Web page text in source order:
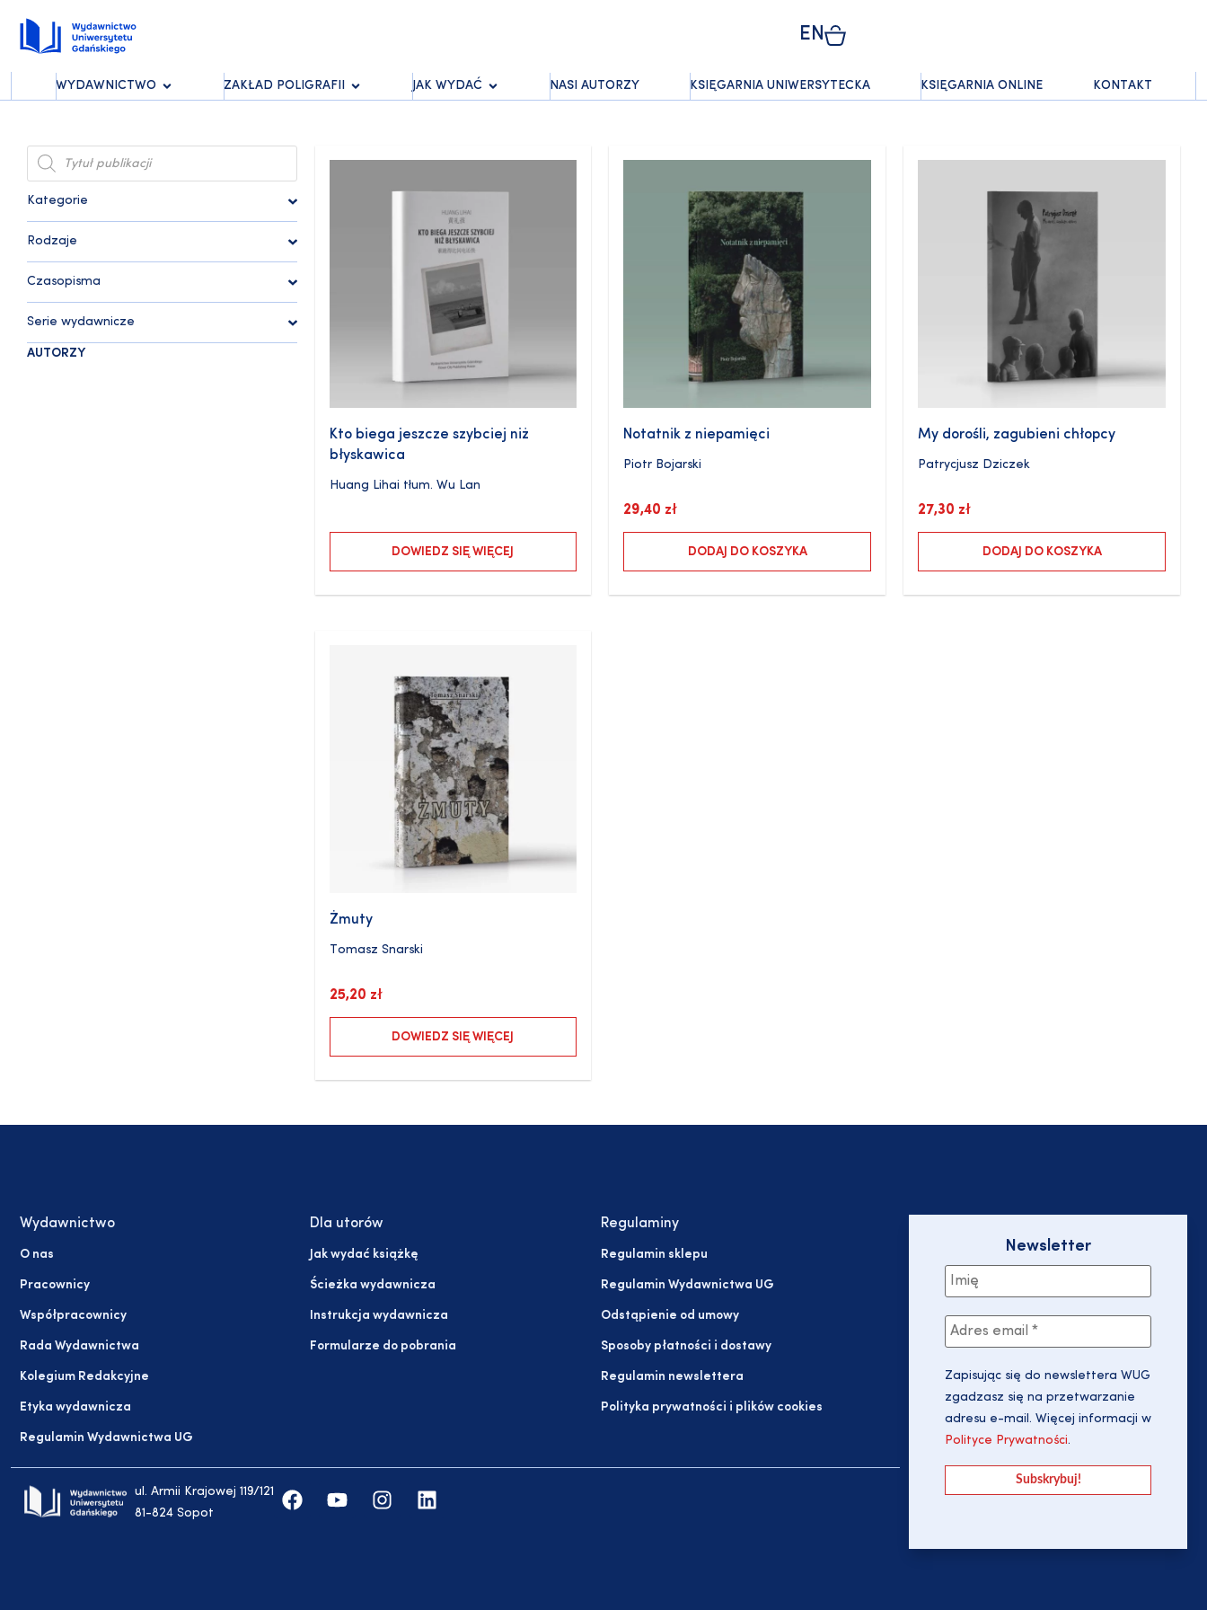
EN
WYDAWNICTWO ZAKŁAD POLIGRAFII JAK WYDAĆ NASI AUTORZY KSIĘGARNIA UNIWERSYTECKA KSIĘGARNIA ONLINE KONTAKT
Kategorie
Rodzaje
Czasopisma
Serie wydawnicze
AUTORZY
Kto biega jeszcze szybciej niż
błyskawica
Huang Lihai tłum. Wu Lan
DOWIEDZ SIĘ WIĘCEJ
Notatnik z niepamięci
Piotr Bojarski
29,40 zł
DODAJ DO KOSZYKA
My dorośli, zagubieni chłopcy
Patrycjusz Dziczek
27,30 zł
DODAJ DO KOSZYKA
Żmuty
Tomasz Snarski
25,20 zł
DOWIEDZ SIĘ WIĘCEJ
Wydawnictwo
O nas
Pracownicy
Współpracownicy
Rada Wydawnictwa
Kolegium Redakcyjne
Etyka wydawnicza
Regulamin Wydawnictwa UG
Dla utorów
Jak wydać książkę
Ścieżka wydawnicza
Instrukcja wydawnicza
Formularze do pobrania
Regulaminy
Regulamin sklepu
Regulamin Wydawnictwa UG
Odstąpienie od umowy
Sposoby płatności i dostawy
Regulamin newslettera
Polityka prywatności i plików cookies
ul. Armii Krajowej 119/121
81-824 Sopot
Newsletter
Zapisując się do newslettera WUG
zgadzasz się na przetwarzanie
adresu e-mail. Więcej informacji w
Polityce Prywatności.